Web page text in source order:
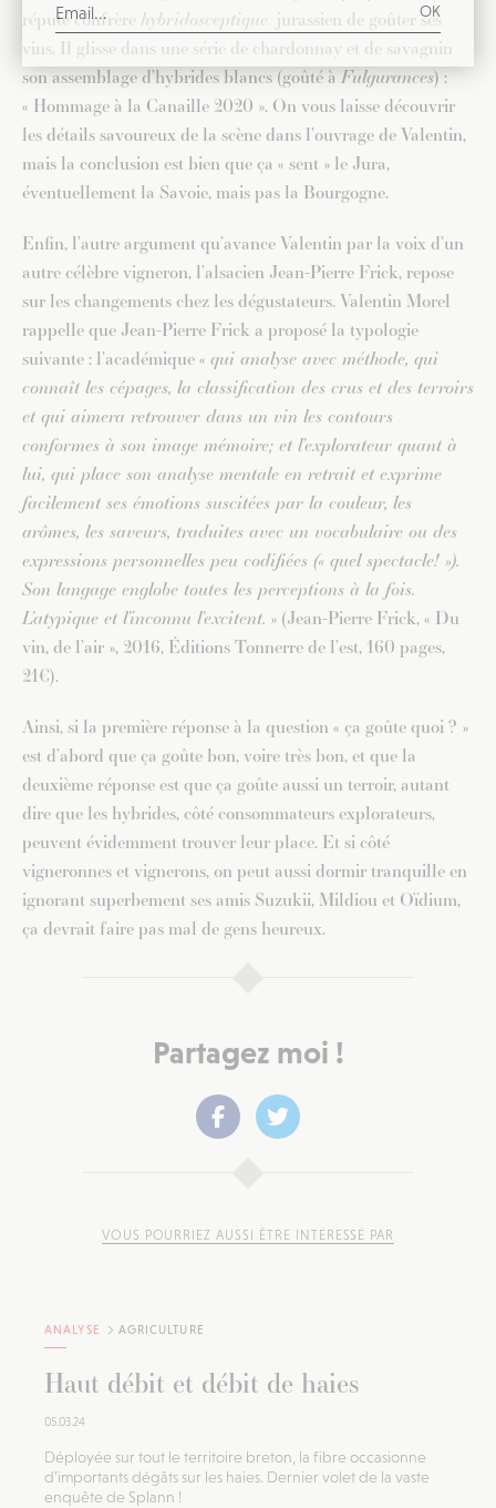
réputé confrère hybridosceptique
jurassien de goûter ses
vins. Il glisse dans une série de chardonnay et de savagnin
son assemblage d’hybrides blancs (goûté àFulgurances) :
« Hommage à la Canaille 2020 ». On vous laisse découvrir
les détails savoureux de la scène dans l’ouvrage de Valentin,
mais la conclusion est bien que ça « sent » le Jura,
éventuellement la Savoie, mais pas la Bourgogne.
Enfin, l’autre argument qu’avance Valentin par la voix d’un
autre célèbre vigneron, l’alsacien Jean-Pierre Frick, repose
sur les changements chez les dégustateurs. Valentin Morel
rappelle que Jean-Pierre Frick a proposé la typologie
suivante : l’académique « qui analyse avec méthode, qui
connaît les cépages, la classification des crus et des terroirs
et qui aimera retrouver dans un vin les contours
conformes à son image mémoire; et l’explorateur quant à
lui, qui place son analyse mentale en retrait et exprime
facilement ses émotions suscitées par la couleur, les
arômes, les saveurs, traduites avec un vocabulaire ou des
expressions personnelles peu codifiées (« quel spectacle! »).
Son langage englobe toutes les perceptions à la fois.
L’atypique et l’inconnu l’excitent. » (Jean-Pierre Frick, « Du
vin, de l’air », 2016, Éditions Tonnerre de l’est, 160 pages,
21€).
Ainsi, si la première réponse à la question « ça goûte quoi ? »
est d’abord que ça goûte bon, voire très bon, et que la
deuxième réponse est que ça goûte aussi un terroir, autant
dire que les hybrides, côté consommateurs explorateurs,
peuvent évidemment trouver leur place. Et si côté
vigneronnes et vignerons, on peut aussi dormir tranquille en
ignorant superbement ses amis Suzukii, Mildiou et Oïdium,
ça devrait faire pas mal de gens heureux.
Partagez moi !
VOUS POURRIEZ AUSSI ÊTRE INTÉRESSÉ PAR
ANALYSE AGRICULTURE
Haut débit et débit de haies
05.03.24
Déployée sur tout le territoire breton, la fibre occasionne
d’importants dégâts sur les haies. Dernier volet de la vaste
enquête de Splann !